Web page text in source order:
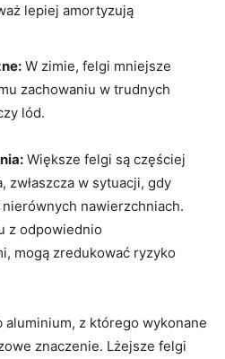
lepiej amortyzują
W zimie, felgi mniejsze
‌zachowaniu w trudnych
lód.
Większe felgi są ⁣częściej
zwłaszcza w sytuacji, gdy
nawierzchniach.‍
z odpowiednio‌
⁣mogą zredukować ryzyko
aluminium, z którego⁢ wykonane
‌znaczenie. ⁢Lżejsze felgi